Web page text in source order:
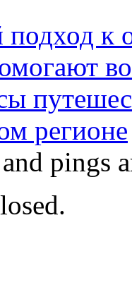
к
регионе
pings